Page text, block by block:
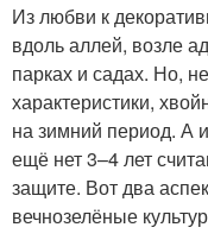
Из любви к
вдоль аллей, возле
парках и садах. Но,
характеристики,
на зимний период. А
ещё нет 3–4 лет
защите. Вот два
вечнозелёные